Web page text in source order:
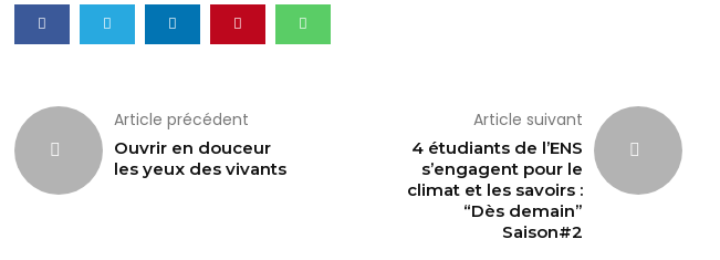
Article précédent
Ouvrir en douceur
les yeux des vivants
Article suivant
4 étudiants de l’ENS
s’engagent pour le
climat et les savoirs :
“Dès demain”
Saison#2